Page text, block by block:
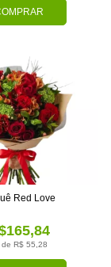
de R$ 55,28
Red Love